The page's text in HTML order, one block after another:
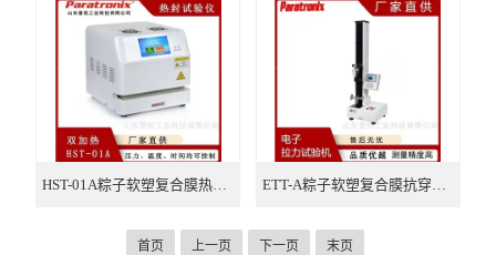
HST-01A粽子软塑复合膜热封强度试验仪 ETT-A粽子软塑复合膜抗穿刺性能试验机
首页 上一页 下一页 末页